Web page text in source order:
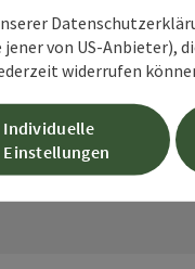
von US-Anbieter),
widerrufen
Individuelle
Einstellungen